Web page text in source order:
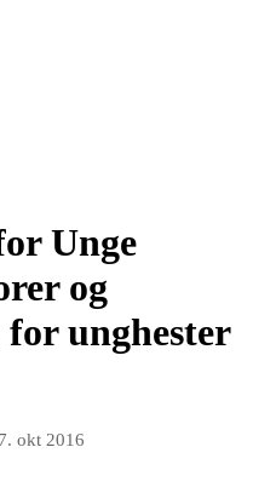
Unge
og
unghester
okt 2016